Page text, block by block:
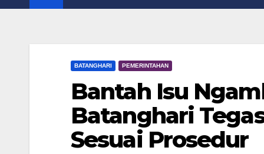
BATANGHARI PEMERINTAHAN
Bantah Isu
Batanghari
Sesuai Prosedur